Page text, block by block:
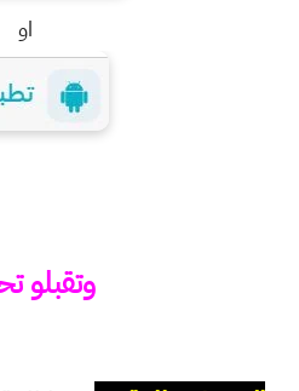
او
وتقبلو